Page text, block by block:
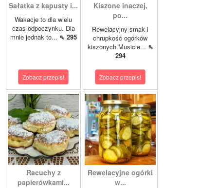
Sałatka z kapusty i...
Wakacje to dla wielu
czas odpoczynku. Dla
mnie jednak to... ⇖ 295
Zobacz przepis!
Kiszone inaczej,
po...
Rewelacyjny smak i
chrupkość ogórków
kiszonych.Musicie... ⇖
294
Zobacz przepis!
Racuchy z
papierówkami...
Rewelacyjne ogórki
w...